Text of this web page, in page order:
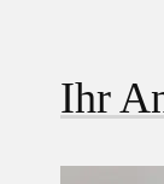
Ihr